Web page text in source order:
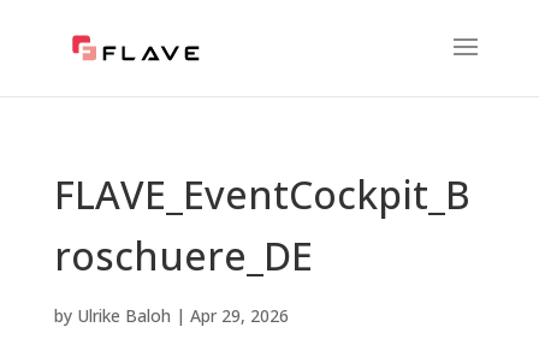
FLAVE_EventCockpit_B
roschuere_DE
by Ulrike Baloh | Apr 29, 2026